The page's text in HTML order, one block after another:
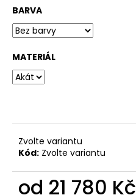
BARVA
MATERIÁL
Zvolte variantu
Kód: Zvolte variantu
od 21 780 Kč
D
o
p
o
r
u
č
m
e